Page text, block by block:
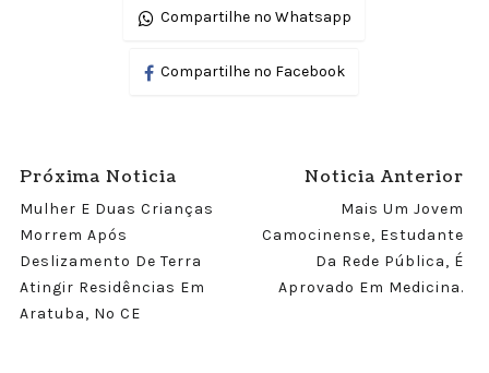
Compartilhe no Whatsapp
Compartilhe no Facebook
Próxima Noticia
Mulher E Duas Crianças
Morrem Após
Deslizamento De Terra
Atingir Residências Em
Aratuba, No CE
Noticia Anterior
Mais Um Jovem
Camocinense, Estudante
Da Rede Pública, É
Aprovado Em Medicina.